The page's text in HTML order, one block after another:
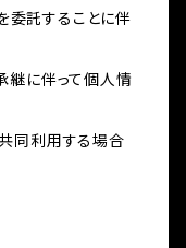
委託することに伴
継に伴って個人情
同利用する場合